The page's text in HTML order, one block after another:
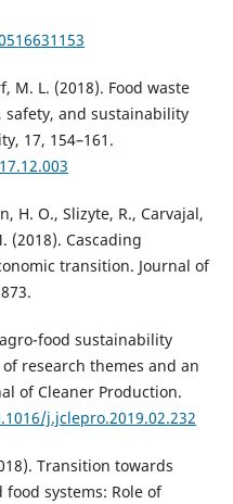
M. L. (2018). Food waste
safety, and sustainability
17, 154–161.
H. O., Slizyte, R., Carvajal,
(2018). Cascading
transition. Journal of
food sustainability
research themes and an
of Cleaner Production.
j.jclepro.2019.02.232
Transition towards
systems: Role of